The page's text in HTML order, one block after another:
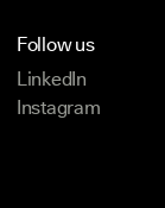
Follow us
LinkedIn
Instagram